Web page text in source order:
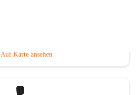
Auf Karte ansehen